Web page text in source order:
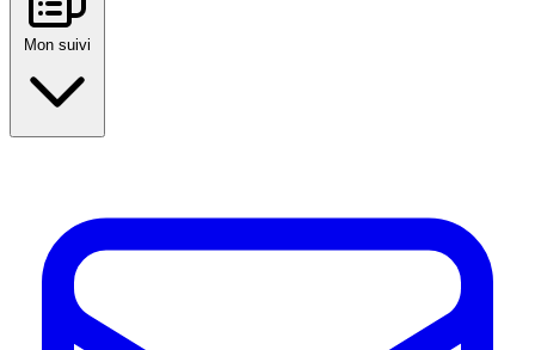
Mon suivi